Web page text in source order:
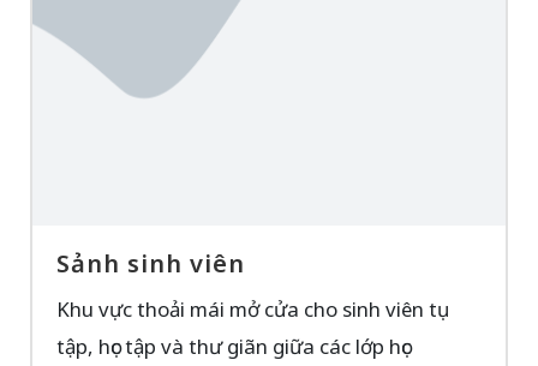
Sảnh sinh viên
Khu vực thoải mái mở cửa cho sinh viên tụ
tập, học tập và thư giãn giữa các lớp học